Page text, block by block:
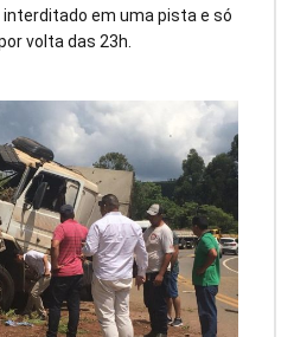
em uma pista e só
volta das 23h.